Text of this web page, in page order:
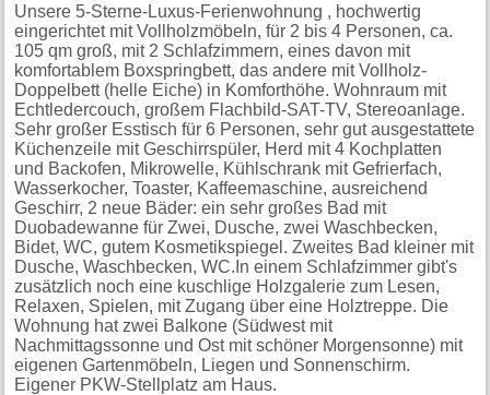
Unsere 5-Sterne-Luxus-Ferienwohnung , hochwertig
eingerichtet mit Vollholzmöbeln, für 2 bis 4 Personen, ca.
105 qm groß, mit 2 Schlafzimmern, eines davon mit
komfortablem Boxspringbett, das andere mit Vollholz-
Doppelbett (helle Eiche) in Komforthöhe. Wohnraum mit
Echtledercouch, großem Flachbild-SAT-TV, Stereoanlage.
Sehr großer Esstisch für 6 Personen, sehr gut ausgestattete
Küchenzeile mit Geschirrspüler, Herd mit 4 Kochplatten
und Backofen, Mikrowelle, Kühlschrank mit Gefrierfach,
Wasserkocher, Toaster, Kaffeemaschine, ausreichend
Geschirr, 2 neue Bäder: ein sehr großes Bad mit
Duobadewanne für Zwei, Dusche, zwei Waschbecken,
Bidet, WC, gutem Kosmetikspiegel. Zweites Bad kleiner mit
Dusche, Waschbecken, WC.In einem Schlafzimmer gibt's
zusätzlich noch eine kuschlige Holzgalerie zum Lesen,
Relaxen, Spielen, mit Zugang über eine Holztreppe. Die
Wohnung hat zwei Balkone (Südwest mit
Nachmittagssonne und Ost mit schöner Morgensonne) mit
eigenen Gartenmöbeln, Liegen und Sonnenschirm.
Eigener PKW-Stellplatz am Haus.